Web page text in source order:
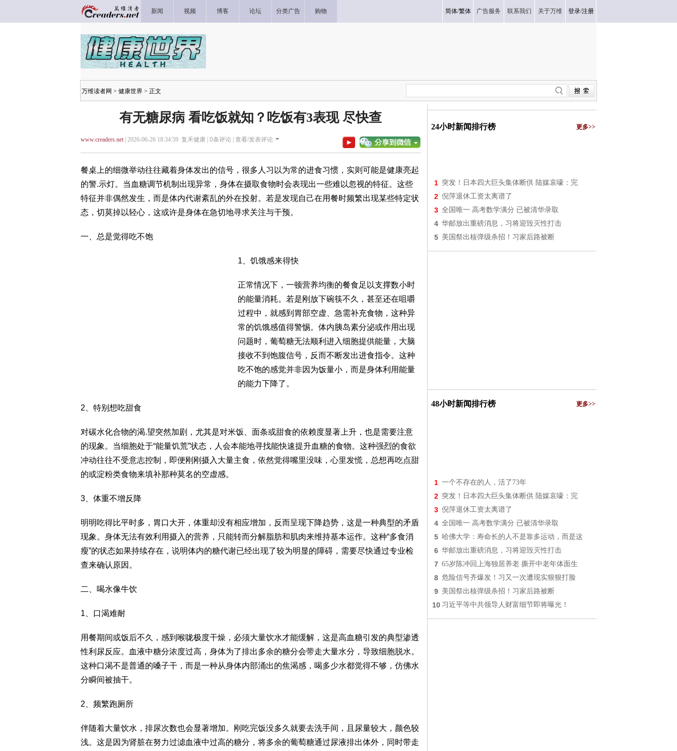
新闻 视频 博客 论坛 分类广告 购物 简体/繁体 广告服务 联系我们 关于万维 登录/注册
万维读者网 > 健康世界 > 正文
有无糖尿病 看吃饭就知？吃饭有3表现 尽快查
www.creaders.net| 2026-06-26 18:34:59 复禾健康 | 0条评论 | 查看/发表评论
餐桌上的细微举动往往藏着身体发出的信号，很多人习以为常的进食习惯，实则可能是健康亮起
的警.示灯。当血糖调节机制出现异常，身体在摄取食物时会表现出一些难以忽视的特征。这些
特征并非偶然发生，而是体内代谢紊乱的外在投射。若是发现自己在用餐时频繁出现某些特定状
态，切莫掉以轻心，这或许是身体在急切地寻求关注与干预。
一、总是觉得吃不饱
1、饥饿感来得快
正常情况下，一顿营养均衡的餐食足以支撑数小时
的能量消耗。若是刚放下碗筷不久，甚至还在咀嚼
过程中，就感到胃部空虚、急需补充食物，这种异
常的饥饿感值得警惕。体内胰岛素分泌或作用出现
问题时，葡萄糖无法顺利进入细胞提供能量，大脑
接收不到饱腹信号，反而不断发出进食指令。这种
吃不饱的感觉并非因为饭量小，而是身体利用能量
的能力下降了。
2、特别想吃甜食
对碳水化合物的渴.望突然加剧，尤其是对米饭、面条或甜食的依赖度显著上升，也是需要注意
的现象。当细胞处于“能量饥荒”状态，人会本能地寻找能快速提升血糖的食物。这种强烈的食欲
冲动往往不受意志控制，即便刚刚摄入大量主食，依然觉得嘴里没味，心里发慌，总想再吃点甜
的或淀粉类食物来填补那种莫名的空虚感。
3、体重不增反降
明明吃得比平时多，胃口大开，体重却没有相应增加，反而呈现下降趋势，这是一种典型的矛盾
现象。身体无法有效利用摄入的营养，只能转而分解脂肪和肌肉来维持基本运作。这种“多食消
瘦”的状态如果持续存在，说明体内的糖代谢已经出现了较为明显的障碍，需要尽快通过专业检
查来确认原因。
二、喝水像牛饮
1、口渴难耐
用餐期间或饭后不久，感到喉咙极度干燥，必须大量饮水才能缓解，这是高血糖引发的典型渗透
性利尿反应。血液中糖分浓度过高，身体为了排出多余的糖分会带走大量水分，导致细胞脱水。
这种口渴不是普通的嗓子干，而是一种从身体内部涌出的焦渴感，喝多少水都觉得不够，仿佛水
分瞬间被抽干。
2、频繁跑厕所
伴随着大量饮水，排尿次数也会显著增加。刚吃完饭没多久就要去洗手间，且尿量较大，颜色较
浅。这是因为肾脏在努力过滤血液中过高的糖分，将多余的葡萄糖通过尿液排出体外，同时带走
24小时新闻排行榜 更多>>
1 突发！日本四大巨头集体断供 陆媒哀嚎：完
2 倪萍退休工资太离谱了
3 全国唯一 高考数学满分 已被清华录取
4 华邮放出重磅消息，习将迎毁灭性打击
5 美国祭出核弹级杀招！习家后路被断
48小时新闻排行榜 更多>>
1 一个不存在的人，活了73年
2 突发！日本四大巨头集体断供 陆媒哀嚎：完
3 倪萍退休工资太离谱了
4 全国唯一 高考数学满分 已被清华录取
5 哈佛大学：寿命长的人不是靠多运动，而是这
6 华邮放出重磅消息，习将迎毁灭性打击
7 65岁陈冲回上海独居养老 撕开中老年体面生
8 危险信号齐爆发！习又一次遭现实狠狠打脸
9 美国祭出核弹级杀招！习家后路被断
10 习近平等中共领导人财富细节即将曝光！